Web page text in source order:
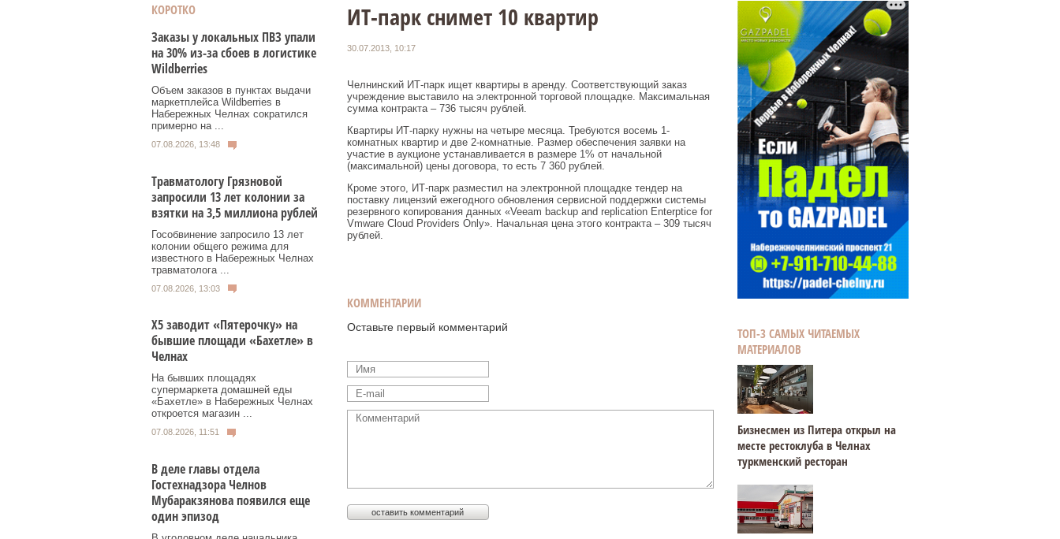
КОРОТКО
Заказы у локальных ПВЗ упали
на 30% из-за сбоев в логистике
Wildberries
Объем заказов в пунктах выдачи
маркетплейса Wildberries в
Набережных Челнах сократился
примерно на ...
07.08.2026, 13:48
Травматологу Грязновой
запросили 13 лет колонии за
взятки на 3,5 миллиона рублей
Гособвинение запросило 13 лет
колонии общего режима для
известного в Набережных Челнах
травматолога ...
07.08.2026, 13:03
Х5 заводит «Пятерочку» на
бывшие площади «Бахетле» в
Челнах
На бывших площадях
супермаркета домашней еды
«Бахетле» в Набережных Челнах
откроется магазин ...
07.08.2026, 11:51
В деле главы отдела
Гостехнадзора Челнов
Мубаракзянова появился еще
один эпизод
ИТ-парк снимет 10 квартир
30.07.2013, 10:17
Челнинский ИТ-парк ищет квартиры в аренду. Соответствующий заказ
учреждение выставило на электронной торговой площадке. Максимальная
сумма контракта – 736 тысяч рублей.
Квартиры ИТ-парку нужны на четыре месяца. Требуются восемь 1-
комнатных квартир и две 2-комнатные. Размер обеспечения заявки на
участие в аукционе устанавливается в размере 1% от начальной
(максимальной) цены договора, то есть 7 360 рублей.
Кроме этого, ИТ-парк разместил на электронной площадке тендер на
поставку лицензий ежегодного обновления сервисной поддержки системы
резервного копирования данных «Veeam backup and replication Enterptice for
Vmware Cloud Providers Only». Начальная цена этого контракта – 309 тысяч
рублей.
КОММЕНТАРИИ
Оставьте первый комментарий
ТОП-3 САМЫХ ЧИТАЕМЫХ
МАТЕРИАЛОВ
Бизнесмен из Питера открыл на
месте рестоклуба в Челнах
туркменский ресторан